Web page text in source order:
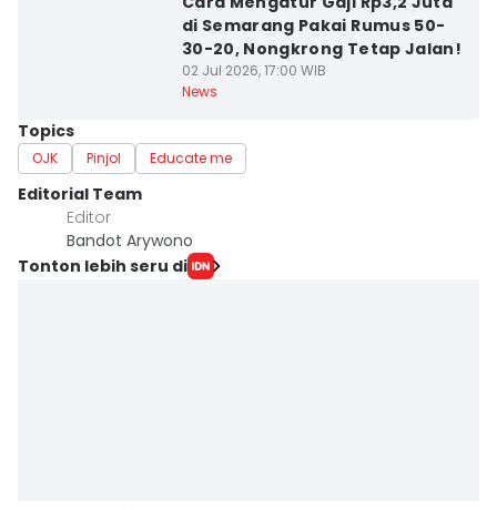
di Semarang Pakai Rumus 50-
30-20, Nongkrong Tetap Jalan!
02 Jul 2026, 17:00 WIB
News
Topics
OJK Pinjol Educate me
Editorial Team
Editor
Bandot Arywono
Tonton lebih seru di